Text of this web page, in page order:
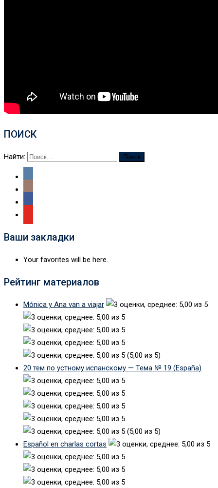
ПОИСК
Найти:
Ваши закладки
Your favorites will be here.
Рейтинг материалов
Mónica y Ana van a viajar
(5,00 из 5)
20 тем по устному испанскому — Тема № 19 (España)
(5,00 из 5)
Español en charlas cortas